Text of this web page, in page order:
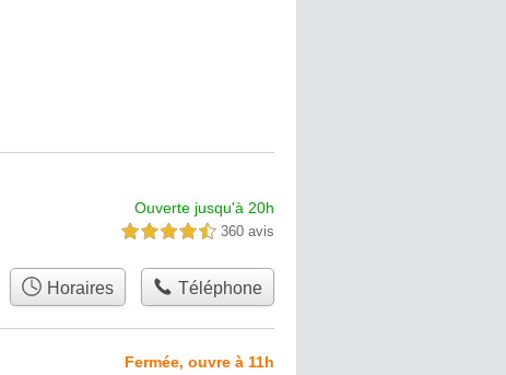
Ouverte jusqu'à 20h
4,5 étoiles sur 5 360 avis
Horaires Téléphone
Fermée, ouvre à 11h